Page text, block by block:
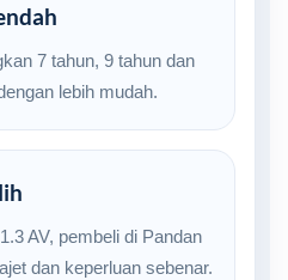
7 tahun, 9 tahun dan
lebih mudah.
AV, pembeli di Pandan
dan keperluan sebenar.